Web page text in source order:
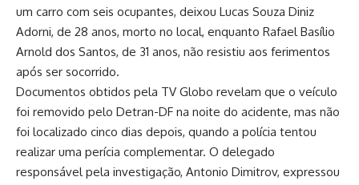
um carro com seis ocupantes, deixou Lucas Souza Diniz
Adorni, de 28 anos, morto no local, enquanto Rafael Basílio
Arnold dos Santos, de 31 anos, não resistiu aos ferimentos
após ser socorrido.
Documentos obtidos pela TV Globo revelam que o veículo
foi removido pelo Detran-DF na noite do acidente, mas não
foi localizado cinco dias depois, quando a polícia tentou
realizar uma perícia complementar. O delegado
responsável pela investigação, Antonio Dimitrov, expressou